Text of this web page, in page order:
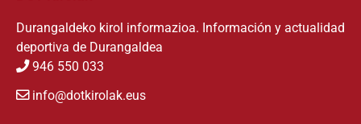
Durangaldeko kirol informazioa. Información y actualidad
deportiva de Durangaldea
946 550 033
info@dotkirolak.eus